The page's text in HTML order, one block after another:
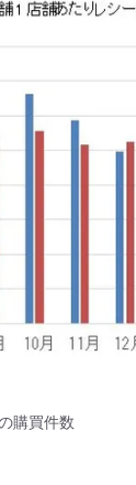
購買件数